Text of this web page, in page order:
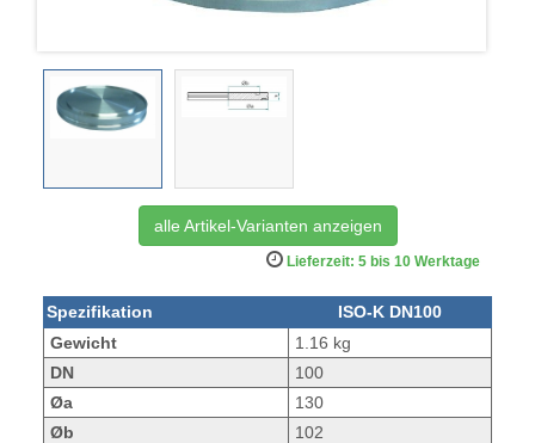
alle Artikel-Varianten anzeigen
Lieferzeit: 5 bis 10 Werktage
Spezifikation
ISO-K DN100
Gewicht
1.16 kg
DN
100
Øa
130
Øb
102